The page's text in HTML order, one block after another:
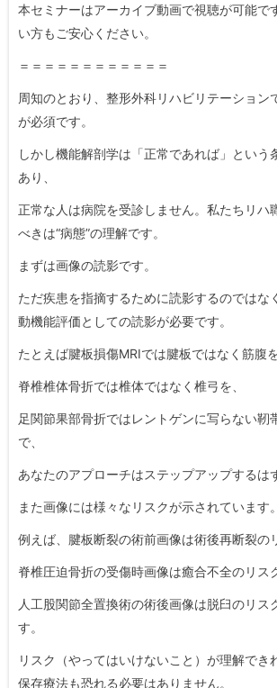
本セミナーはアーカイブ動画で視聴が可能で
い方もご安心ください。
＝＝＝＝＝＝＝＝＝＝＝＝
周知のとおり、整形外科リハビリテーション
が必須です。
しかし機能解剖学は「正常であれば」という
あり、
正常な人は病院を受診しません。私たちリハ
べきは“病態”の理解です。
まずは画像の読影です。
ただ疾患を指摘するために読影するのではな
動機能評価としての読影が必要です。
たとえば腱板損傷MRIでは腱板ではなく筋腹を
脊椎椎体骨折では椎体ではなく椎弓を、
足関節果部骨折ではレントゲンに写らない靭
で、
あなたのアプローチはステップアップするは
また画像には様々なリスクが示されています。
例えば、腱板断裂の術前画像は術後再断裂の
脊椎圧迫骨折の受傷時画像は癒合不全のリス
人工股関節全置換術の術後画像は脱臼のリス
す。
リスク（やってはいけないこと）が理解でき
保存療法も恐れる必要はありません。